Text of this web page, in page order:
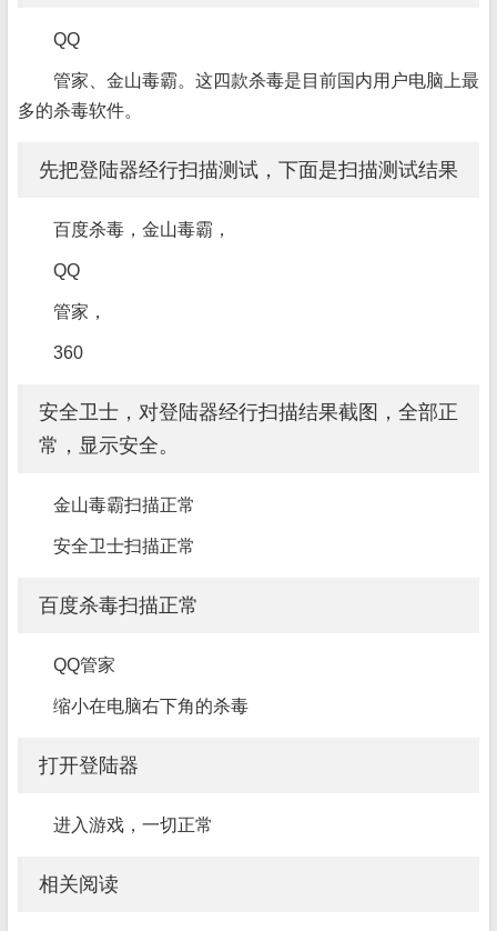
QQ
管家、金山毒霸。这四款杀毒是目前国内用户电脑上最
多的杀毒软件。
先把登陆器经行扫描测试，下面是扫描测试结果
百度杀毒，金山毒霸，
QQ
管家，
360
安全卫士，对登陆器经行扫描结果截图，全部正
常，显示安全。
金山毒霸扫描正常
安全卫士扫描正常
百度杀毒扫描正常
QQ管家
缩小在电脑右下角的杀毒
打开登陆器
进入游戏，一切正常
相关阅读